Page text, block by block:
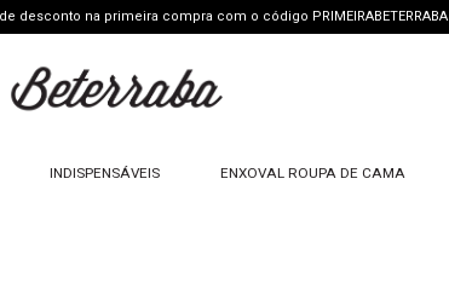
desconto na primeira compra com o código PRIMEIRABETERRABA
INDISPENSÁVEIS ENXOVAL ROUPA DE CAMA